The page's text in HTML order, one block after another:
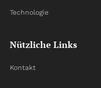
Technologie
Nützliche Links
Kontakt